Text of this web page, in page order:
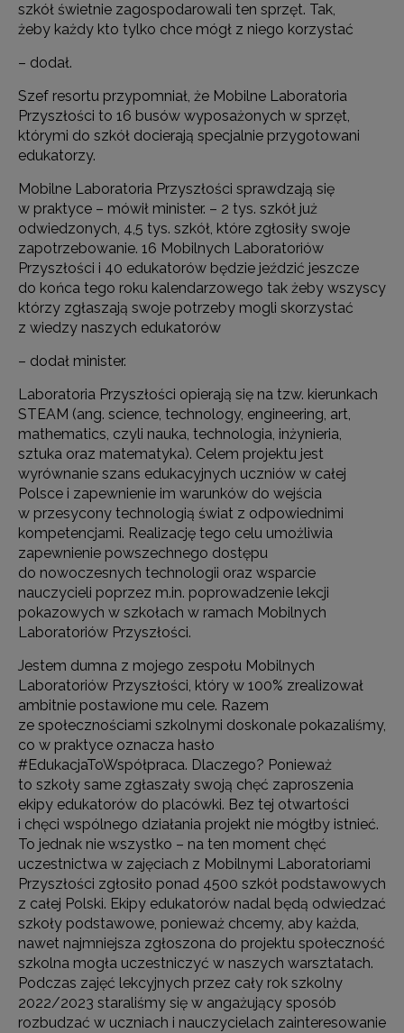
szkół świetnie zagospodarowali ten sprzęt. Tak,
żeby każdy kto tylko chce mógł z niego korzystać
– dodał.
Szef resortu przypomniał, że Mobilne Laboratoria
Przyszłości to 16 busów wyposażonych w sprzęt,
którymi do szkół docierają specjalnie przygotowani
edukatorzy.
Mobilne Laboratoria Przyszłości sprawdzają się
w praktyce – mówił minister. – 2 tys. szkół już
odwiedzonych, 4,5 tys. szkół, które zgłosiły swoje
zapotrzebowanie. 16 Mobilnych Laboratoriów
Przyszłości i 40 edukatorów będzie jeździć jeszcze
do końca tego roku kalendarzowego tak żeby wszyscy
którzy zgłaszają swoje potrzeby mogli skorzystać
z wiedzy naszych edukatorów
– dodał minister.
Laboratoria Przyszłości opierają się na tzw. kierunkach
STEAM (ang. science, technology, engineering, art,
mathematics, czyli nauka, technologia, inżynieria,
sztuka oraz matematyka). Celem projektu jest
wyrównanie szans edukacyjnych uczniów w całej
Polsce i zapewnienie im warunków do wejścia
w przesycony technologią świat z odpowiednimi
kompetencjami. Realizację tego celu umożliwia
zapewnienie powszechnego dostępu
do nowoczesnych technologii oraz wsparcie
nauczycieli poprzez m.in. poprowadzenie lekcji
pokazowych w szkołach w ramach Mobilnych
Laboratoriów Przyszłości.
Jestem dumna z mojego zespołu Mobilnych
Laboratoriów Przyszłości, który w 100% zrealizował
ambitnie postawione mu cele. Razem
ze społecznościami szkolnymi doskonale pokazaliśmy,
co w praktyce oznacza hasło
#EdukacjaToWspółpraca. Dlaczego? Ponieważ
to szkoły same zgłaszały swoją chęć zaproszenia
ekipy edukatorów do placówki. Bez tej otwartości
i chęci wspólnego działania projekt nie mógłby istnieć.
To jednak nie wszystko – na ten moment chęć
uczestnictwa w zajęciach z Mobilnymi Laboratoriami
Przyszłości zgłosiło ponad 4500 szkół podstawowych
z całej Polski. Ekipy edukatorów nadal będą odwiedzać
szkoły podstawowe, ponieważ chcemy, aby każda,
nawet najmniejsza zgłoszona do projektu społeczność
szkolna mogła uczestniczyć w naszych warsztatach.
Podczas zajęć lekcyjnych przez cały rok szkolny
2022/2023 staraliśmy się w angażujący sposób
rozbudzać w uczniach i nauczycielach zainteresowanie